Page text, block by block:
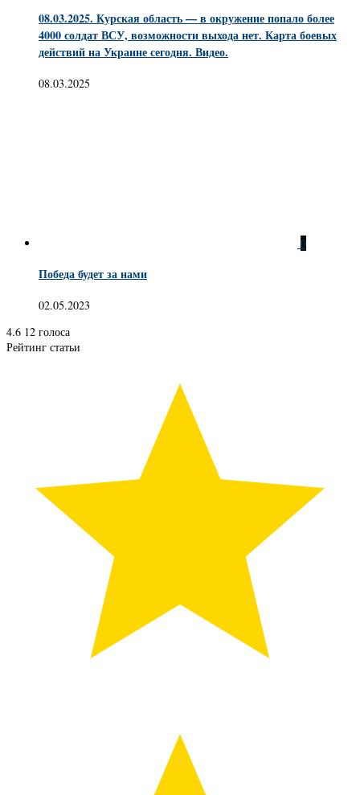
08.03.2025. Курская область — в окружение попало более
4000 солдат ВСУ, возможности выхода нет. Карта боевых
действий на Украине сегодня. Видео.
08.03.2025
0
Победа будет за нами
02.05.2023
4.6 12 голоса
Рейтинг статьи